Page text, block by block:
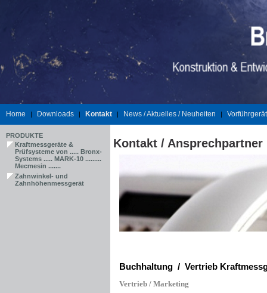
Home | Downloads | Kontakt | News / Aktuelles / Neuheiten |
PRODUKTE
Kraftmessgeräte &
Prüfsysteme von ..... Bronx-
Systems ..... MARK-10 .........
Mecmesin .......
Zahnwinkel- und
Zahnhöhenmessgerät
Kontakt / Ansprechpartner
Buchhaltung / Vertrieb
Vertrieb / Marketing